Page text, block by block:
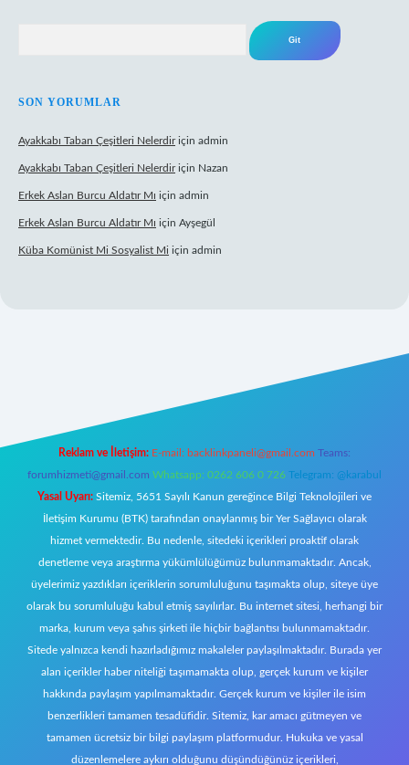
SON YORUMLAR
Ayakkabı Taban Çeşitleri Nelerdiriçin admin
Ayakkabı Taban Çeşitleri Nelerdiriçin Nazan
Erkek Aslan Burcu Aldatır Mı için admin
Erkek Aslan Burcu Aldatır Mı için Ayşegül
Küba Komünist Mi Sosyalist Mi için admin
Reklam ve İletişim: E-mail: backlinkpaneli@gmail.com Teams:
forumhizmeti@gmail.com Whatsapp: 0262 606 0 726 Telegram: @karabul
Yasal Uyarı: Sitemiz, 5651 Sayılı Kanun gereğince Bilgi Teknolojileri ve
İletişim Kurumu (BTK) tarafından onaylanmış bir Yer Sağlayıcı olarak
hizmet vermektedir. Bu nedenle, sitedeki içerikleri proaktif olarak
denetleme veya araştırma yükümlülüğümüz bulunmamaktadır. Ancak,
üyelerimiz yazdıkları içeriklerin sorumluluğunu taşımakta olup, siteye üye
olarak bu sorumluluğu kabul etmiş sayılırlar. Bu internet sitesi, herhangi bir
marka, kurum veya şahıs şirketi ile hiçbir bağlantısı bulunmamaktadır.
Sitede yalnızca kendi hazırladığımız makaleler paylaşılmaktadır. Burada yer
alan içerikler haber niteliği taşımamakta olup, gerçek kurum ve kişiler
hakkında paylaşım yapılmamaktadır. Gerçek kurum ve kişiler ile isim
benzerlikleri tamamen tesadüfidir. Sitemiz, kar amacı gütmeyen ve
tamamen ücretsiz bir bilgi paylaşım platformudur. Hukuka ve yasal
düzenlemelere aykırı olduğunu düşündüğünüz içerikleri,